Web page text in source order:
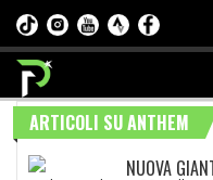
ARTICOLI SU ANTHEM
NUOVA